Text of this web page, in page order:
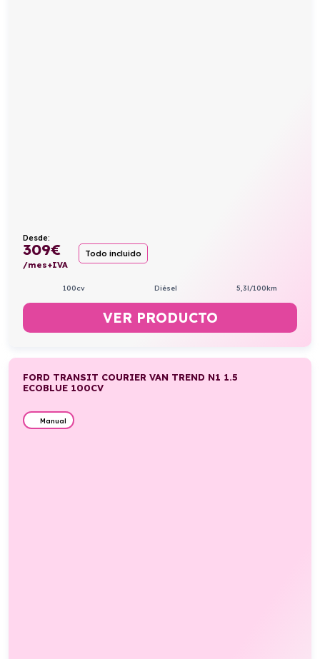
Desde:
309€
/mes+IVA
Todo incluido
100cv Diésel 5,3l/100km
VER PRODUCTO
FORD TRANSIT COURIER VAN TREND N1 1.5
ECOBLUE 100CV
Manual